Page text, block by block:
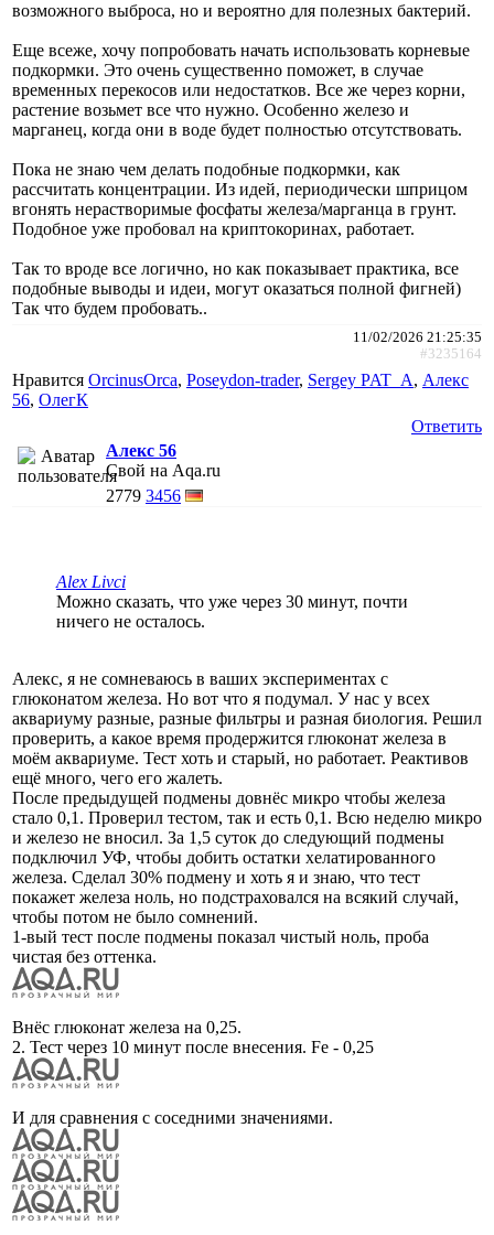
возможного выброса, но и вероятно для полезных бактерий.
Еще всеже, хочу попробовать начать использовать корневые
подкормки. Это очень существенно поможет, в случае
временных перекосов или недостатков. Все же через корни,
растение возьмет все что нужно. Особенно железо и
марганец, когда они в воде будет полностью отсутствовать.
Пока не знаю чем делать подобные подкормки, как
рассчитать концентрации. Из идей, периодически шприцом
вгонять нерастворимые фосфаты железа/марганца в грунт.
Подобное уже пробовал на криптокоринах, работает.
Так то вроде все логично, но как показывает практика, все
подобные выводы и идеи, могут оказаться полной фигней)
Так что будем пробовать..
11/02/2026 21:25:35
#3235164
Нравится ОrcinusОrca, Poseydon-trader, Sergey PAT_A, Алекс
56, ОлегК
Ответить
Алекс 56
Свой на Aqa.ru
2779 3456
Alex Livci
Можно сказать, что уже через 30 минут, почти
ничего не осталось.
Алекс, я не сомневаюсь в ваших экспериментах с
глюконатом железа. Но вот что я подумал. У нас у всех
аквариуму разные, разные фильтры и разная биология. Решил
проверить, а какое время продержится глюконат железа в
моём аквариуме. Тест хоть и старый, но работает. Реактивов
ещё много, чего его жалеть.
После предыдущей подмены довнёс микро чтобы железа
стало 0,1. Проверил тестом, так и есть 0,1. Всю неделю микро
и железо не вносил. За 1,5 суток до следующий подмены
подключил УФ, чтобы добить остатки хелатированного
железа. Сделал 30% подмену и хоть я и знаю, что тест
покажет железа ноль, но подстраховался на всякий случай,
чтобы потом не было сомнений.
1-вый тест после подмены показал чистый ноль, проба
чистая без оттенка.
Внёс глюконат железа на 0,25.
2. Тест через 10 минут после внесения. Fe - 0,25
И для сравнения с соседними значениями.